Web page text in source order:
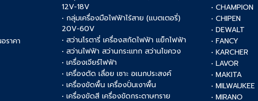
ราคา
12V-18V
• กลุ่มเครื่องมือไฟฟ้าไร้สาย (แบตเตอรี่)
20V-60V
• สว่านโรตารี่ เครื่องสกัดไฟฟ้า แย็กไฟฟ้า
• สว่านไฟฟ้า สว่านกระแทก สว่านไขควง
• เครื่องเจียร์ไฟฟ้า
• เครื่องตัด เลื่อย เซาะ อเนกประสงค์
• เครื่องขัดพื้น เครื่องปั่นเงาพื้น
• เครื่องขัดสี เครื่องขัดกระดาษทราย
• CHAMPION
• CHIPEN
• DEWALT
• FANCY
• KARCHER
• LAVOR
• MAKITA
• MILWAUKEE
• MIRANO